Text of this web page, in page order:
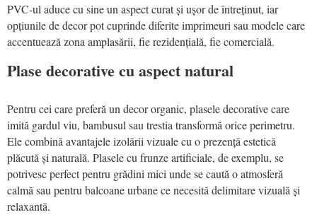
PVC-ul aduce cu sine un aspect curat și ușor de întreținut, iar
opțiunile de decor pot cuprinde diferite imprimeuri sau modele care
accentuează zona amplasării, fie rezidențială, fie comercială.
Plase decorative cu aspect natural
Pentru cei care preferă un decor organic, plasele decorative care
imită gardul viu, bambusul sau trestia transformă orice perimetru.
Ele combină avantajele izolării vizuale cu o prezență estetică
plăcută și naturală. Plasele cu frunze artificiale, de exemplu, se
potrivesc perfect pentru grădini mici unde se caută o atmosferă
calmă sau pentru balcoane urbane ce necesită delimitare vizuală și
relaxantă.